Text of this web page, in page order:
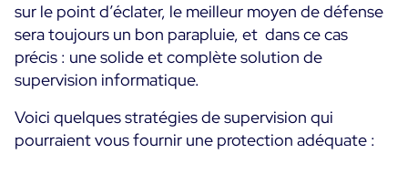
sur le point d’éclater, le meilleur moyen de défense
sera toujours un bon parapluie, et dans ce cas
précis : une solide et complète solution de
supervision informatique.
Voici quelques stratégies de supervision qui
pourraient vous fournir une protection adéquate :